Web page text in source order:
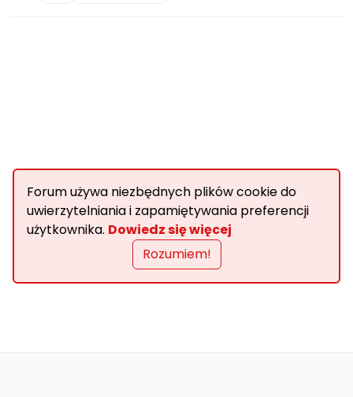
Forum używa niezbędnych plików cookie do
uwierzytelniania i zapamiętywania preferencji
użytkownika. Dowiedz się więcej
Rozumiem!